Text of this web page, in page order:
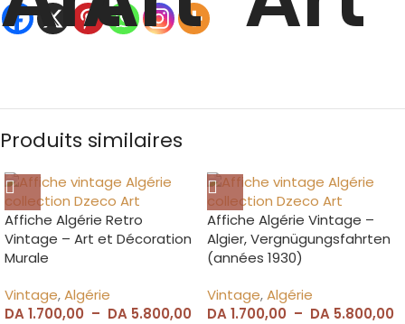
Produits similaires
Affiche Algérie Retro
Vintage – Art et Décoration
Murale
Vintage,Algérie
DA1.700,00 – DA 5.800,00
Affiche Algérie Vintage –
Algier, Vergnügungsfahrten
(années 1930)
Vintage,Algérie
DA1.700,00 – DA 5.800,00